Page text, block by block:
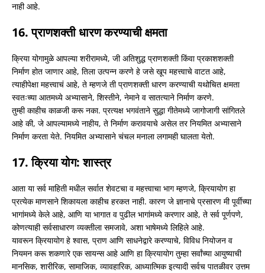
नाही आहे.
16. प्राणशक्ती धारण करण्याची क्षमता
क्रिया योगामुळे आपल्या शरीरामध्ये, जी अतिशुद्ध प्राणशक्ती किंवा प्रकाशशक्ती
निर्माण होत जाणार आहे, तिला उत्पन्न करणे हे जसे खूप महत्त्वाचे वाटत आहे,
त्याहीपेक्षा महत्त्वाचं आहे, ते म्हणजे ती प्राणशक्ती धारण करण्याची यथोचित क्षमता
स्वतःच्या आतमध्ये अभ्यासाने, शिस्तीने, नेमाने व सातत्याने निर्माण करणे.
तुम्ही काहीच काळजी करू नका. प्रत्यक्ष भगवंताने सुद्धा गीतेमध्ये जागोजागी सांगितले
आहे की, जे आपल्यामध्ये नाहीय, ते निर्माण करावयाचे असेल तर नियमित अभ्यासाने
निर्माण करता येते. नियमित अभ्यासाने चंचल मनाला लगामही घालता येतो.
17. क्रिया योग: शास्त्र
आता या सर्व माहिती मधील सर्वात शेवटचा व महत्त्वाचा भाग म्हणजे, क्रियायोग हा
प्रत्येक माणसाने शिकायला काहीच हरकत नाही. कारण जे ज्ञानाचे प्रसारण मी पूर्वीच्या
भागांमध्ये केले आहे, आणि या भागात व पुढील भागांमध्ये करणार आहे, ते सर्व पूर्णपणे,
कोणत्याही सर्वसाधारण व्यक्तीला समजावे, अशा भाषेमध्ये लिहिले आहे.
यावरून क्रियायोग हे श्वास, प्राण आणि साधनेद्वारे करण्याचे, विविध नियोजन व
नियमन करू शकणारे एक सायन्स आहे आणि हा क्रियायोग तुम्हा सर्वांच्या आयुष्याची
मानसिक, शारीरिक, सामाजिक, व्यावहारिक, आध्यात्मिक इत्यादी सर्वच पातळीवर उत्तम